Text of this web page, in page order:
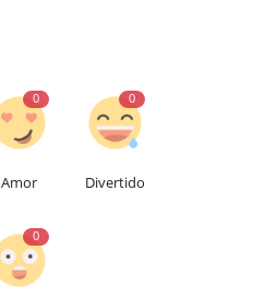
0
Amor
0
Divertido
0